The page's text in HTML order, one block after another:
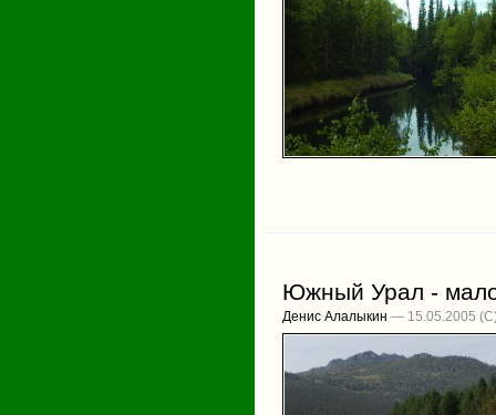
Южный Урал -
Денис Алалыкин — 15.05.2005